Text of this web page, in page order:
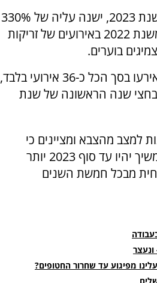
נכון לחציון הראשון של שנת 2023, ישנה עליה של 330%
משנת 2017 וכ-169% משנת 2022 באירועים של זריקות
בוערים.
בין השנים 2017-2022 אירעו בסך הכל כ-36 אירועי בלבד,
אירועים בחצי שנה הראשונה של שנת
למצב מהצבא ומציינים כי
במידה וקצב האירועים ימשיך יהיו עד סוף 2023 יותר
מבכל חמשת השנים
מפיגוע עד שחרור החטופים?